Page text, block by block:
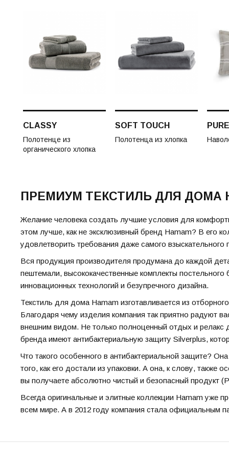
CLASSY
Полотенце из
органического хлопка
SOFT TOUCH
Полотенца из хлопка
PURE
ПРЕМИУМ ТЕКСТИЛЬ ДЛЯ ДОМА
Желание человека создать лучшие условия для
этом лучше, как не эксклюзивный бренд Hamam? В его
удовлетворить требования даже самого взыскательного
Вся продукция производителя продумана до каждой
пештемали, высококачественные комплекты
инновационных технологий и безупречного дизайна.
Текстиль для дома Hamam изготавливается из
Благодаря чему изделия компания так приятно радуют
внешним видом. Не только полноценный отдых и релакс
бренда имеют антибактериальную защиту Silverplus,
Что такого особенного в антибактериальной защите?
того, как его достали из упаковки. А она, к слову, также
вы получаете абсолютно чистый и безопасный продукт
Всегда оригинальные и элитные коллекции Hamam уже
всем мире. А в 2012 году компания стала официальным